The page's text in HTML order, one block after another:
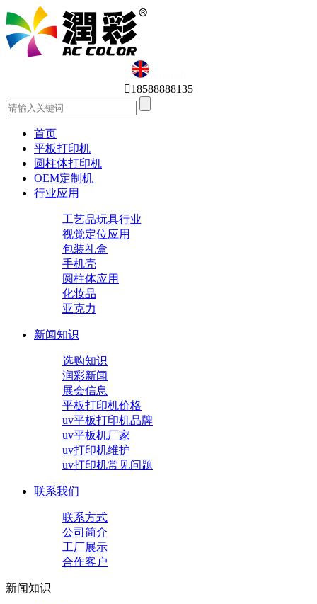
English
18588888135
首页
平板打印机
圆柱体打印机
OEM定制机
行业应用
工艺品玩具行业
视觉定位应用
包装礼盒
手机壳
圆柱体应用
化妆品
亚克力
新闻知识
选购知识
润彩新闻
展会信息
平板打印机价格
uv平板打印机品牌
uv平板机厂家
uv打印机维护
uv打印机常见问题
联系我们
联系方式
公司简介
工厂展示
合作客户
新闻知识